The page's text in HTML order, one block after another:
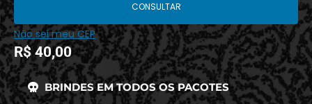
CONSULTAR
Não sei meu CEP
R$40,00
BRINDES EM TODOS OS PACOTES